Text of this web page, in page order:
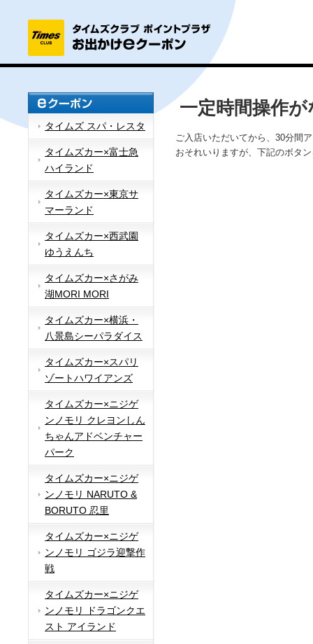
タイムズ スパ・レスタ
タイムズカー×富士急
ハイランド
タイムズカー×東京サ
マーランド
タイムズカー×西武園
ゆうえんち
タイムズカー×さがみ
湖MORI MORI
タイムズカー×横浜・
八景島シーパラダイス
タイムズカー×スパリ
ゾートハワイアンズ
タイムズカー×ニジゲ
ンノモリ クレヨンしん
ちゃんアドベンチャー
パーク
タイムズカー×ニジゲ
ンノモリ NARUTO &
BORUTO 忍里
タイムズカー×ニジゲ
ンノモリ ゴジラ迎撃作
戦
タイムズカー×ニジゲ
ンノモリ ドラゴンクエ
スト アイランド
一定時間操作
ご入店いただいてから、30分間
おそれいりますが、下記のボタ